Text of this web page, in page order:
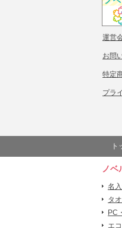
運営
お問
特定
プラ
ト
ノベ
名
タ
PC
エ